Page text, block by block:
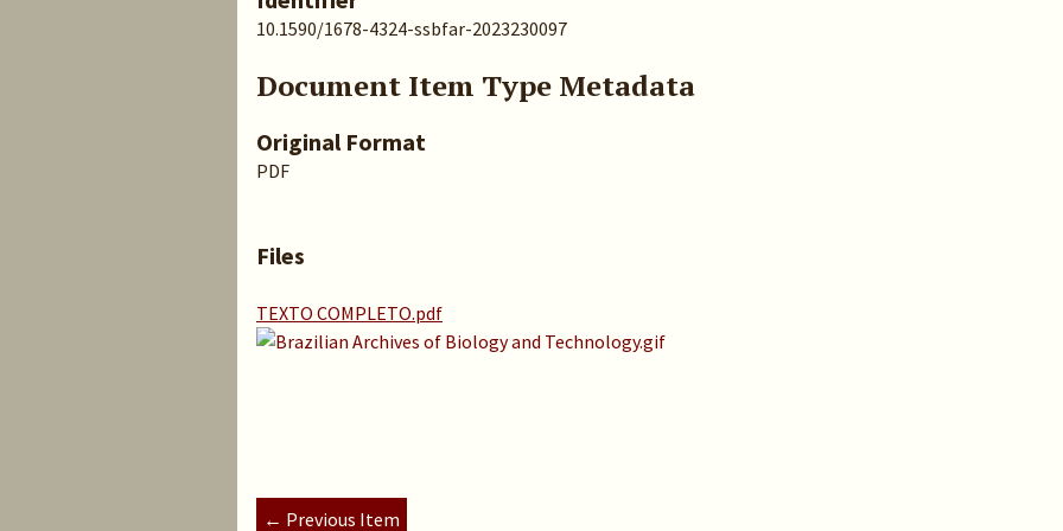
10.1590/1678-4324-ssbfar-2023230097
Document Item Type Metadata
Original Format
PDF
Files
TEXTO COMPLETO.pdf
← Previous Item